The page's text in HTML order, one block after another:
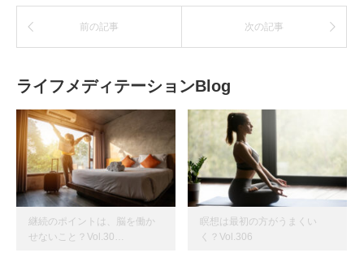
前の記事 次の記事
ライフメディテーションBlog
継続のポイントは、脳を働か
せないこと？Vol.30…
瞑想は最初の方がうまくい
く？Vol.306